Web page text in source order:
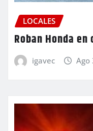
LOCALES
Roban Honda
igavec Ago